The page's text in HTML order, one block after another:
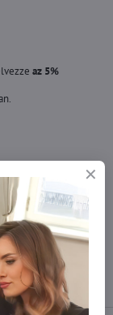
az 5%
mint
az árut!